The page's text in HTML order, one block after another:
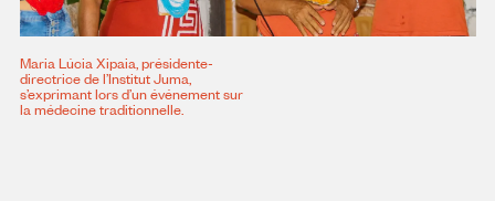
Maria Lúcia Xipaia, présidente-
directrice de l’Institut Juma,
s’exprimant lors d’un événement sur
la médecine traditionnelle.